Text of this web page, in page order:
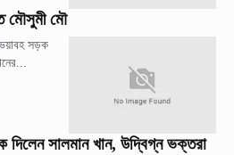
মৌসুমী মৌ
সড়ক
সালমান খান, উদ্বিগ্ন ভক্তরা